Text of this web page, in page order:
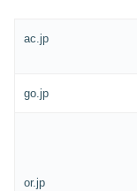
ac.jp
go.jp
or.jp